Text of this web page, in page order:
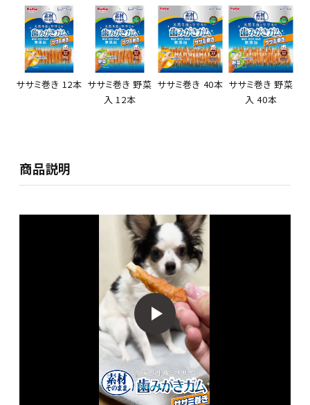
ササミ巻き 12本 ササミ巻き 野菜
入 12本
ササミ巻き 40本 ササミ巻き 野菜
入 40本
商品説明